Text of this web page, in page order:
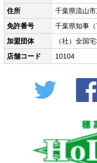
住所
千葉県流山
免許番号
千葉県知事
加盟団体
（社）全国
店舗コード
10104
Twitter